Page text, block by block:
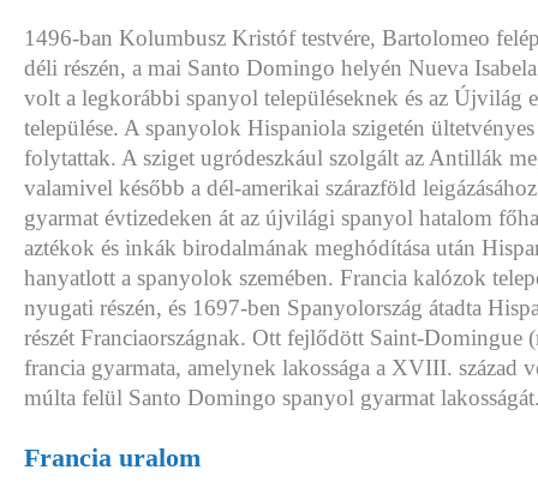
1496-ban Kolumbusz Kristóf testvére, Bartolomeo
déli részén, a mai Santo Domingo helyén Nueva
volt a legkorábbi spanyol településeknek és az Újvilág
települése. A spanyolok Hispaniola szigetén
folytattak. A sziget ugródeszkául szolgált az Antillák
valamivel később a dél-amerikai szárazföld
gyarmat évtizedeken át az újvilági spanyol hatalom
aztékok és inkák birodalmának meghódítása után
hanyatlott a spanyolok szemében. Francia kalózok
nyugati részén, és 1697-ben Spanyolország átadta
részét Franciaországnak. Ott fejlődött Saint-Domingue
francia gyarmata, amelynek lakossága a XVIII. század
múlta felül Santo Domingo spanyol gyarmat
Francia uralom